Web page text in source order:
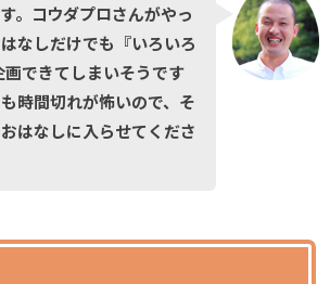
。コウダプロさんがやっ
なしだけでも『いろいろ
できてしまいそうです
時間切れが怖いので、そ
はなしに入らせてくださ